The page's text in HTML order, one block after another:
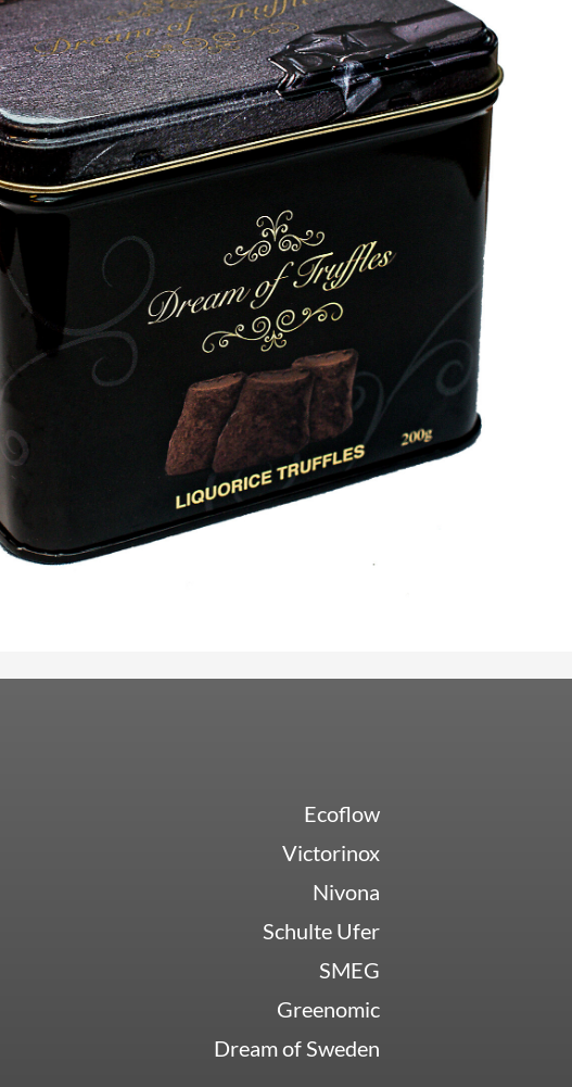
Ecoflow
Victorinox
Nivona
Schulte Ufer
SMEG
Greenomic
Dream of Sweden